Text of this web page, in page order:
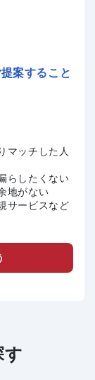
案すること
マッチした人
らしたくない
地がない
サービスなど
す